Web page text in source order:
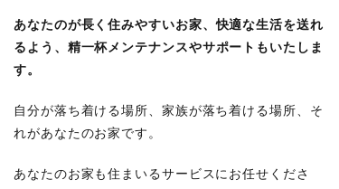
あなたのが長く住みやすいお家、快適な生活を送れ
るよう、 精一杯メンテナンスやサポート もいたしま
す。
自分が落ち着ける場所、家族が落ち着ける場所、そ
れがあなたのお家です。
あなたのお家も住まいるサービスにお任せくださ